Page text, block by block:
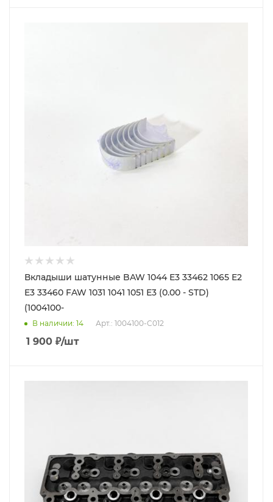
Вкладыши шатунные BAW 1044 E3 33462 1065 E2
E3 33460 FAW 1031 1041 1051 Е3 (0.00 - STD)
(1004100-
В наличии: 14 Арт.: 1004100-C012
1 900 ₽/шт